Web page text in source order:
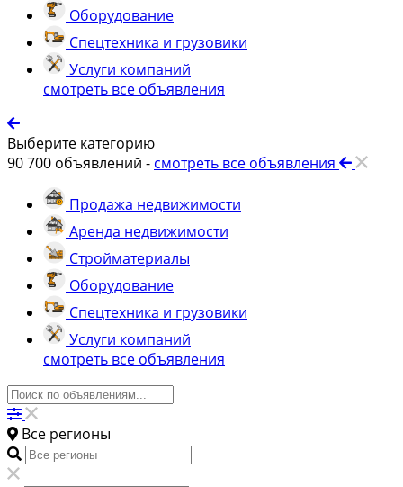
Оборудование
Спецтехника и грузовики
Услуги компаний
смотреть все объявления
Выберите категорию
90 700 объявлений - смотреть все объявления
Продажа недвижимости
Аренда недвижимости
Стройматериалы
Оборудование
Спецтехника и грузовики
Услуги компаний
смотреть все объявления
Все регионы